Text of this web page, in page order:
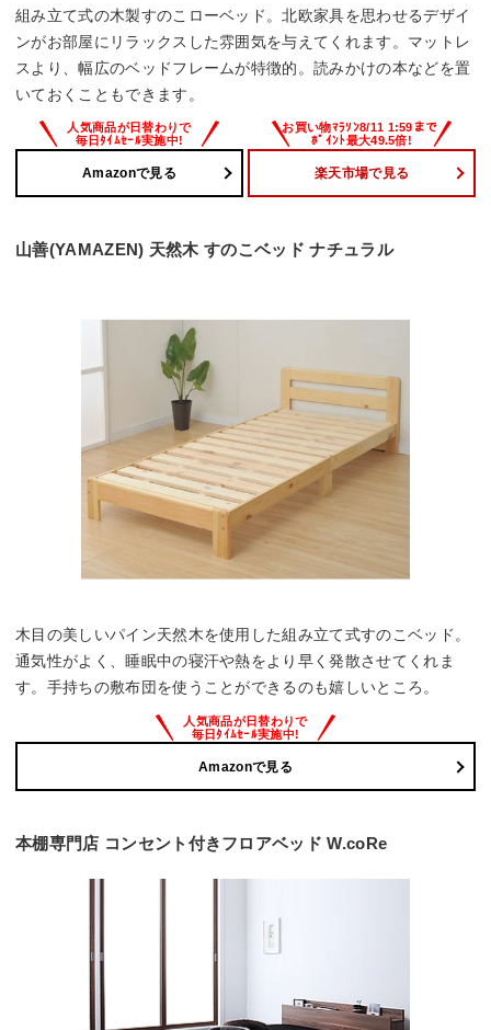
組み立て式の木製すのこローベッド。北欧家具を思わせるデザイ
ンがお部屋にリラックスした雰囲気を与えてくれます。マットレ
スより、幅広のベッドフレームが特徴的。読みかけの本などを置
いておくこともできます。
Amazonで見る 楽天市場で見る
山善(YAMAZEN) 天然木 すのこベッド ナチュラル
木目の美しいパイン天然木を使用した組み立て式すのこベッド。
通気性がよく、睡眠中の寝汗や熱をより早く発散させてくれま
す。手持ちの敷布団を使うことができるのも嬉しいところ。
Amazonで見る
本棚専門店 コンセント付きフロアベッド W.coRe